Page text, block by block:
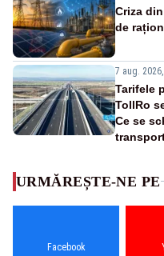
Criza
de
7 aug.
Tarifele
TollRo
Ce se
URMĂREȘTE-NE PE
Facebook